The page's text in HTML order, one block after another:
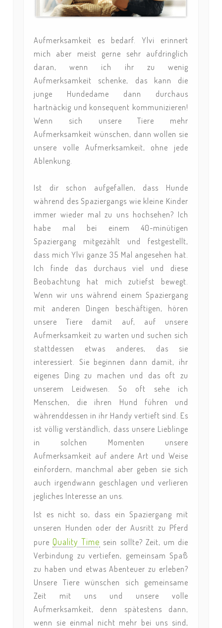
Aufmerksamkeit es bedarf. Ylvi erinnert
mich aber meist gerne sehr aufdringlich
daran, wenn ich ihr zu wenig
Aufmerksamkeit schenke, das kann die
junge Hundedame dann durchaus
hartnäckig und konsequent kommunizieren!
Wenn sich unsere Tiere mehr
Aufmerksamkeit wünschen, dann wollen sie
unsere volle Aufmerksamkeit, ohne jede
Ablenkung.
Ist dir schon aufgefallen, dass Hunde
während des Spaziergangs wie kleine Kinder
immer wieder mal zu uns hochsehen? Ich
habe mal bei einem 40-minütigen
Spaziergang mitgezählt und festgestellt,
dass mich Ylvi ganze 35 Mal angesehen hat.
Ich finde das durchaus viel und diese
Beobachtung hat mich zutiefst bewegt.
Wenn wir uns während einem Spaziergang
mit anderen Dingen beschäftigen, hören
unsere Tiere damit auf, auf unsere
Aufmerksamkeit zu warten und suchen sich
stattdessen etwas anderes, das sie
interessiert. Sie beginnen dann damit, ihr
eigenes Ding zu machen und das oft zu
unserem Leidwesen. So oft sehe ich
Menschen, die ihren Hund führen und
währenddessen in ihr Handy vertieft sind. Es
ist völlig verständlich, dass unsere Lieblinge
in solchen Momenten unsere
Aufmerksamkeit auf andere Art und Weise
einfordern, manchmal aber geben sie sich
auch irgendwann geschlagen und verlieren
jegliches Interesse an uns.
Ist es nicht so, dass ein Spaziergang mit
unseren Hunden oder der Ausritt zu Pferd
pureQuality Time sein sollte? Zeit, um die
Verbindung zu vertiefen, gemeinsam Spaß
zu haben und etwas Abenteuer zu erleben?
Unsere Tiere wünschen sich gemeinsame
Zeit mit uns und unsere volle
Aufmerksamkeit, denn spätestens dann,
wenn sie einmal nicht mehr bei uns sind,